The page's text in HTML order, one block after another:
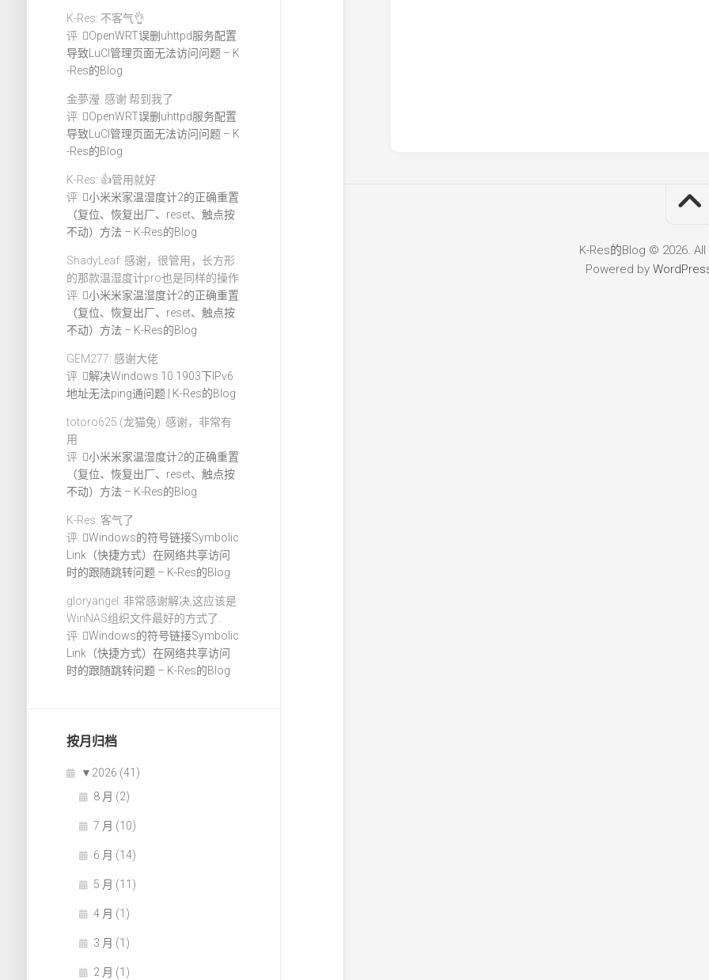
K-Res: 不客气👌
评:
OpenWRT误删uhttpd服务配置
导致LuCI管理页面无法访问问题 – K
-Res的Blog
金夢瀅: 感谢 帮到我了
评:
OpenWRT误删uhttpd服务配置
导致LuCI管理页面无法访问问题 – K
-Res的Blog
K-Res: 👍管用就好
评:
小米米家温湿度计2的正确重置
（复位、恢复出厂、reset、触点按
不动）方法 – K-Res的Blog
ShadyLeaf: 感谢，很管用，长方形
的那款温湿度计pro也是同样的操作
评:
小米米家温湿度计2的正确重置
（复位、恢复出厂、reset、触点按
不动）方法 – K-Res的Blog
GEM277: 感谢大佬
评:
解决Windows 10 1903下IPv6
地址无法ping通问题 | K-Res的Blog
totoro625 (龙猫兔): 感谢，非常有
用
评:
小米米家温湿度计2的正确重置
（复位、恢复出厂、reset、触点按
不动）方法 – K-Res的Blog
K-Res: 客气了
评:
Windows的符号链接Symbolic
Link（快捷方式）在网络共享访问
时的跟随跳转问题 – K-Res的Blog
gloryangel: 非常感谢解决,这应该是
WinNAS组织文件最好的方式了.
评:
Windows的符号链接Symbolic
Link（快捷方式）在网络共享访问
时的跟随跳转问题 – K-Res的Blog
按月归档
▼ 2026 (41)
8 月 (2)
7 月 (10)
6 月 (14)
5 月 (11)
4 月 (1)
3 月 (1)
2 月 (1)
K-Res的Blog © 2026.
Powered by